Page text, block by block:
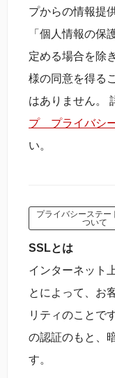
プからの情報提
「個人情報の保
定める場合を除
様の同意を得る
はありません。
プ プライバシ
い。
プライバシーステー
ついて
SSLとは
インターネット
とによって、お
リティのことで
の認証のもと、
す。